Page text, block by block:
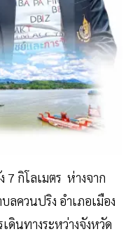
7 กิโลเมตร ห่างจาก
ควนปริง อำเภอเมือง
ดินทางระหว่างจังหวัด